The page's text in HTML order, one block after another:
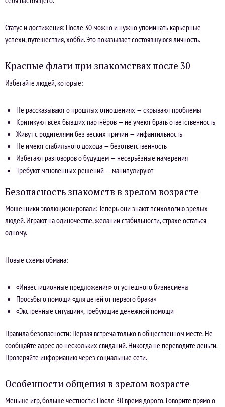
Статус и достижения: После 30 можно и нужно упоминать карьерные
успехи, путешествия, хобби. Это показывает состоявшуюся личность.
Красные флаги при знакомствах после 30
Избегайте людей, которые:
Не рассказывают о прошлых отношениях — скрывают проблемы
Критикуют всех бывших партнёров — не умеют брать ответственность
Живут с родителями без веских причин — инфантильность
Не имеют стабильного дохода — безответственность
Избегают разговоров о будущем — несерьёзные намерения
Требуют мгновенных решений — манипулируют
Безопасность знакомств в зрелом возрасте
Мошенники эволюционировали: Теперь они знают психологию зрелых
людей. Играют на одиночестве, желании стабильности, страхе остаться
одному.
Новые схемы обмана:
«Инвестиционные предложения» от успешного бизнесмена
Просьбы о помощи «для детей от первого брака»
«Экстренные ситуации», требующие денежной помощи
Правила безопасности: Первая встреча только в общественном месте. Не
сообщайте адрес до нескольких свиданий. Никогда не переводите деньги.
Проверяйте информацию через социальные сети.
Особенности общения в зрелом возрасте
Меньше игр, больше честности: После 30 время дорого. Говорите прямо о